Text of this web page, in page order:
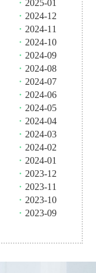
・ 2025-01
・ 2024-12
・ 2024-11
・ 2024-10
・ 2024-09
・ 2024-08
・ 2024-07
・ 2024-06
・ 2024-05
・ 2024-04
・ 2024-03
・ 2024-02
・ 2024-01
・ 2023-12
・ 2023-11
・ 2023-10
・ 2023-09